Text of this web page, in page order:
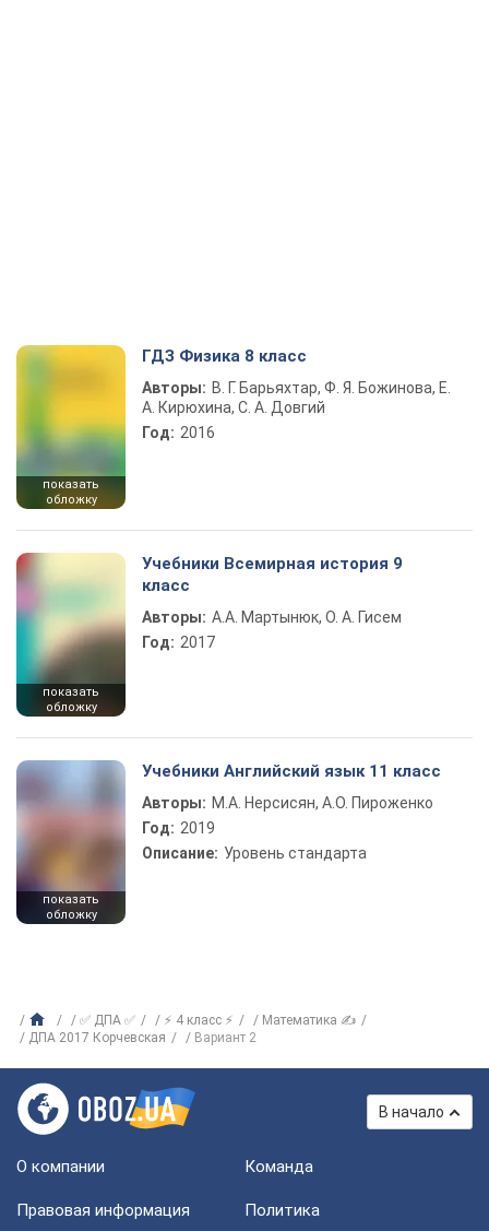
показать
обложку
ГДЗ Физика 8 класс
Авторы: В. Г. Барьяхтар, Ф. Я. Божинова, Е.
А. Кирюхина, С. А. Довгий
Год: 2016
показать
обложку
Учебники Всемирная история 9
класс
Авторы: А.А. Мартынюк, О. А. Гисем
Год: 2017
показать
обложку
Учебники Английский язык 11 класс
Авторы: М.А. Нерсисян, А.О. Пироженко
Год: 2019
Описание: Уровень стандарта
✅ ДПА ✅ ⚡ 4 класс ⚡
Математика ✍
ДПА 2017 Корчевская
Вариант 2
В начало
О компании Команда
Правовая информация
Политика